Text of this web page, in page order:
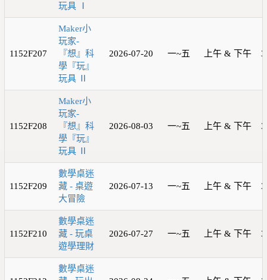
玩具 Ⅰ
1152F207
Maker小
玩家-
『想』科
學『玩』
玩具 Ⅱ
2026-07-20 一~五 上午 & 下午
1152F208
Maker小
玩家-
『想』科
學『玩』
玩具 Ⅱ
2026-08-03 一~五 上午 & 下午
1152F209
數學桌迷
藏 - 桌遊
大冒險
2026-07-13 一~五 上午 & 下午
1152F210
數學桌迷
藏 - 玩桌
遊學理財
2026-07-27 一~五 上午 & 下午
數學桌迷